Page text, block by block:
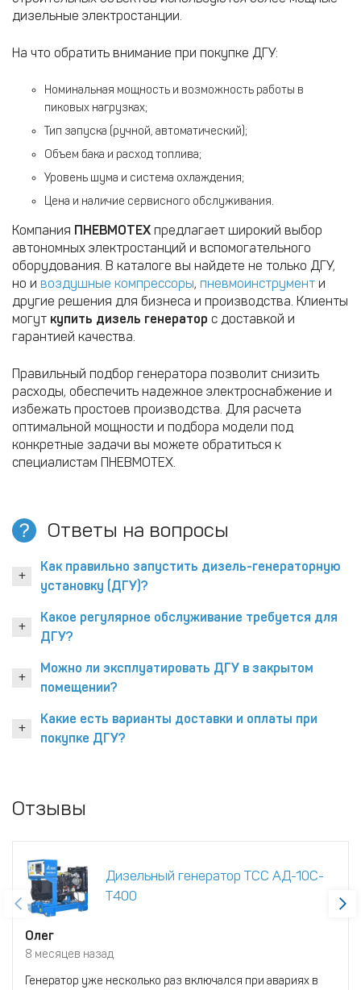
дизельные электростанции.
На что обратить внимание при покупке ДГУ:
Номинальная мощность и возможность работы в
пиковых нагрузках;
Тип запуска (ручной, автоматический);
Объем бака и расход топлива;
Уровень шума и система охлаждения;
Цена и наличие сервисного обслуживания.
Компания ПНЕВМОТЕХ предлагает широкий выбор
автономных электростанций и вспомогательного
оборудования. В каталоге вы найдете не только ДГУ,
но и воздушные компрессоры, пневмоинструмент и
другие решения для бизнеса и производства. Клиенты
могут купить дизель генератор с доставкой и
гарантией качества.
Правильный подбор генератора позволит снизить
расходы, обеспечить надежное электроснабжение и
избежать простоев производства. Для расчета
оптимальной мощности и подбора модели под
конкретные задачи вы можете обратиться к
специалистам ПНЕВМОТЕХ.
Ответы на вопросы
Как правильно запустить дизель-генераторную
установку (ДГУ)?
Какое регулярное обслуживание требуется для
ДГУ?
Можно ли эксплуатировать ДГУ в закрытом
помещении?
Какие есть варианты доставки и оплаты при
покупке ДГУ?
Отзывы
Дизельный генератор ТСС АД-10С-
Т400
Олег
8 месяцев назад
Генератор уже несколько раз включался при авариях в